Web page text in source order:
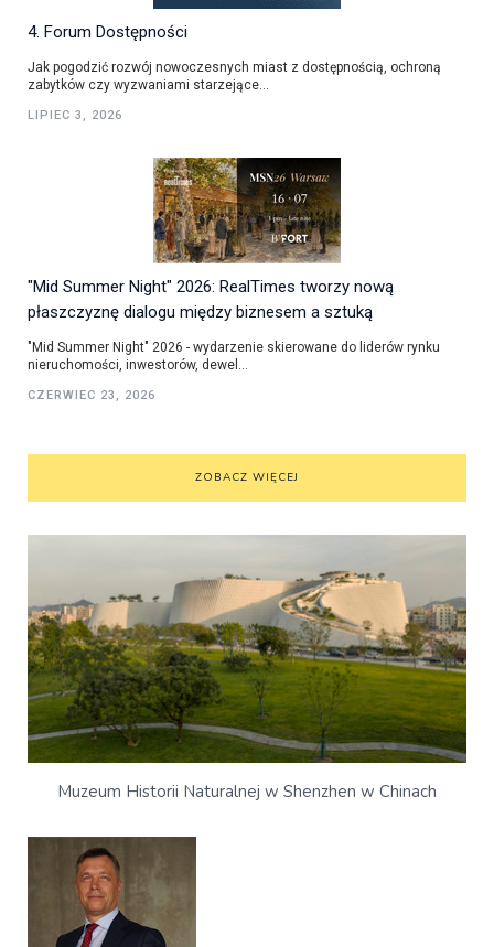
4. Forum Dostępności
Jak pogodzić rozwój nowoczesnych miast z dostępnością, ochroną
zabytków czy wyzwaniami starzejące...
LIPIEC 3, 2026
"Mid Summer Night" 2026: RealTimes tworzy nową
płaszczyznę dialogu między biznesem a sztuką
"Mid Summer Night" 2026 - wydarzenie skierowane do liderów rynku
nieruchomości, inwestorów, dewel...
CZERWIEC 23, 2026
ZOBACZ WIĘCEJ
Muzeum Historii Naturalnej w Shenzhen w Chinach